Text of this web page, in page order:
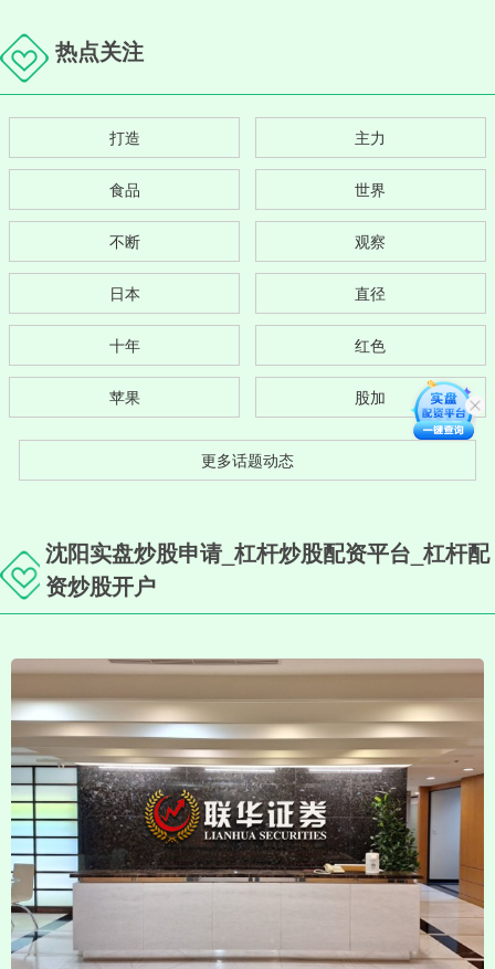
热点关注
打造 主力
食品 世界
不断 观察
日本 直径
十年 红色
苹果 股加
更多话题动态
沈阳实盘炒股申请_杠杆炒股配资平台_杠杆配
资炒股开户